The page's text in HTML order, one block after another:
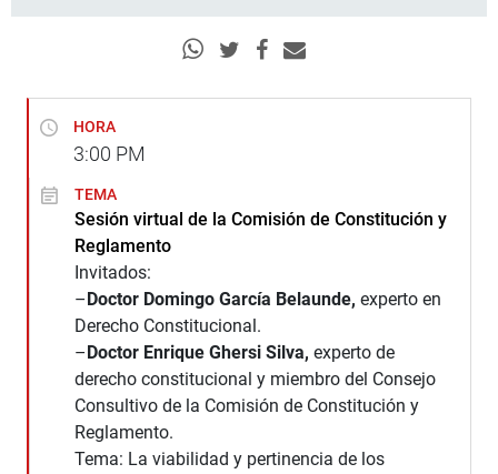
HORA
3:00 PM
TEMA
Sesión virtual de la Comisión de Constitución y
Reglamento
Invitados:
–Doctor Domingo García Belaunde, experto en
Derecho Constitucional.
–Doctor Enrique Ghersi Silva, experto de
derecho constitucional y miembro del Consejo
Consultivo de la Comisión de Constitución y
Reglamento.
Tema: La viabilidad y pertinencia de los